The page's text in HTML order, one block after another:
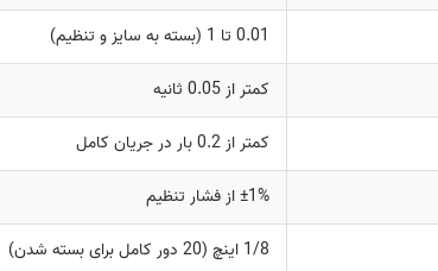
0.01 تا 1 (بسته به سایز و تنظیم)
کمتر از 0.05 ثانیه
کمتر از 0.2 بار در جریان کامل
±1% از فشار تنظیم
1/8 اینچ (20 دور کامل برای بسته شدن)